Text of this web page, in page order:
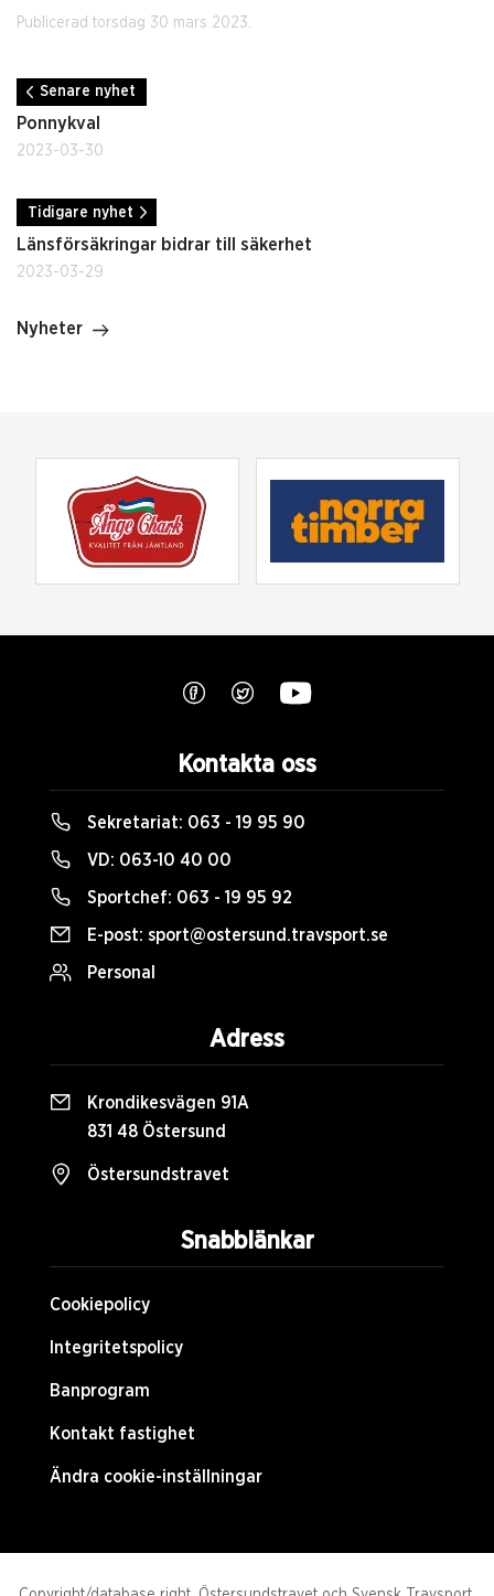
Publicerad torsdag 30 mars 2023.
Senare nyhet
Ponnykval
2023-03-30
Tidigare nyhet
Länsförsäkringar bidrar till säkerhet
2023-03-29
Nyheter
Snabblänkar
Cookiepolicy
Integritetspolicy
Banprogram
Kontakt fastighet
Ändra cookie-inställningar
Kontakta oss
Sekretariat: 063 - 19 95 90
VD: 063-10 40 00
Sportchef: 063 - 19 95 92
E-post: sport@ostersund.travsport.se
Personal
Adress
Krondikesvägen 91A
831 48 Östersund
Östersundstravet